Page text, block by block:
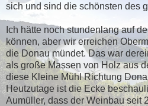
sich und sind die schönsten des
Ich hätte noch stundenlang auf
können, aber wir erreichen
die Donau mündet. Das war
als große Massen von Holz aus
diese Kleine Mühl Richtung
Heutzutage ist die Ecke
Aumüller, dass der Weinbau seit